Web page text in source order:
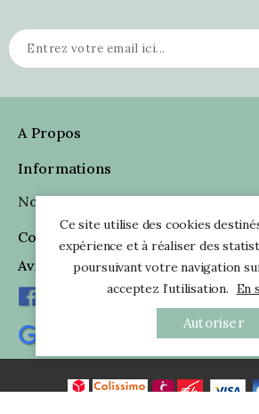
A Propos
Informations
Nous Suivre
Coordonnées
Avis Clients
Ce site utilise des cookies
expérience et à réaliser des
poursuivant votre navigation
acceptez l’utilisation. En
Autoriser